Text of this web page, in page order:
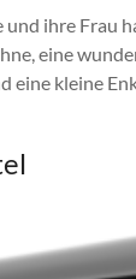
und ihre Frau
eine
eine kleine